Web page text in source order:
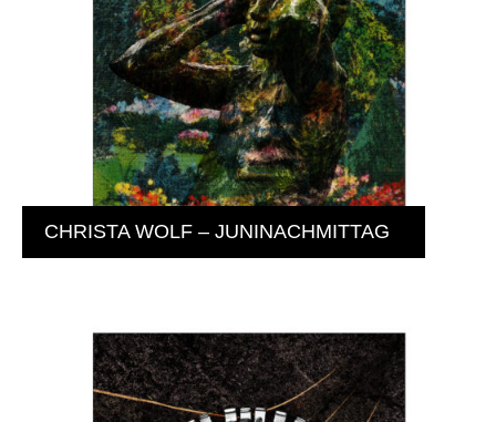
CHRISTA WOLF – JUNINACHMITTAG